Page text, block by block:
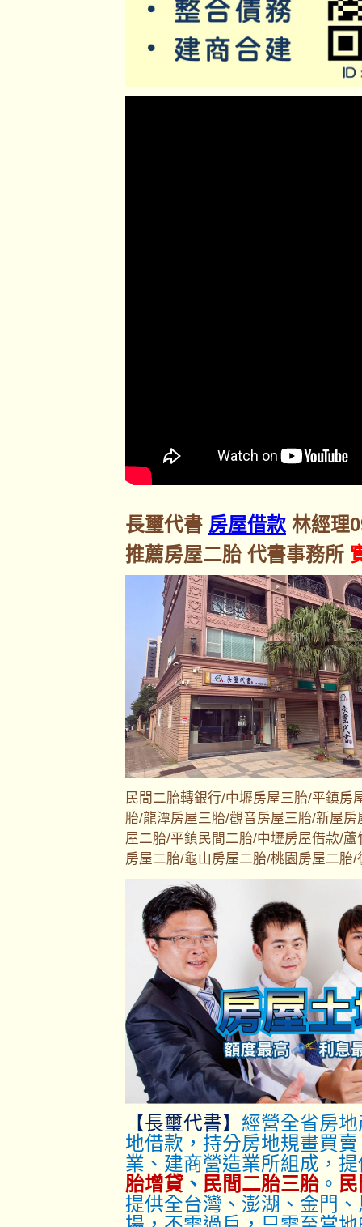
長璽代書 房屋借款 林經理
推薦房屋二胎 代書事務所
民間二胎轉銀行/中壢房屋三胎/平鎮房
胎/龍潭房屋三胎/觀音房屋三胎/新屋
屋二胎/平鎮民間二胎/中壢房屋借款/
房屋二胎/龜山房屋二胎/桃園房屋二胎/
【長璽代書】 經營全省房
地借款，持分房地規畫買
業、建商營造業所組成，
胎增貸 、 民間二胎三胎 。
提供全台灣、澎湖、金門